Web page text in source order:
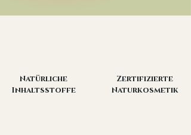
Natürliche
Inhaltsstoffe
Zertifizierte
Naturkosmetik